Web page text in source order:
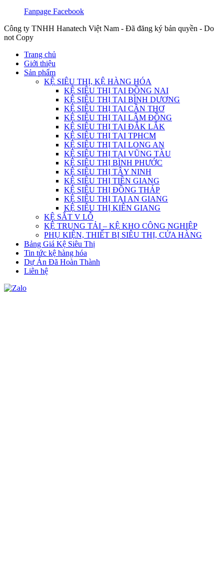
Fanpage Facebook
Công ty TNHH Hanatech Việt Nam - Đã đăng ký bản quyền - Do
not Copy
Trang chủ
Giới thiệu
Sản phẩm
KỆ SIÊU THỊ, KỆ HÀNG HÓA
KỆ SIÊU THỊ TẠI ĐỒNG NAI
KỆ SIÊU THỊ TẠI BÌNH DƯƠNG
KỆ SIÊU THỊ TẠI CẦN THƠ
KỆ SIÊU THỊ TẠI LÂM ĐỒNG
KỆ SIÊU THỊ TẠI ĐẮK LẮK
KỆ SIÊU THỊ TẠI TPHCM
KỆ SIÊU THỊ TẠI LONG AN
KỆ SIÊU THỊ TẠI VŨNG TÀU
KỆ SIÊU THỊ BÌNH PHƯỚC
KỆ SIÊU THỊ TÂY NINH
KỆ SIÊU THỊ TIỀN GIANG
KỆ SIÊU THỊ ĐỒNG THÁP
KỆ SIÊU THỊ TẠI AN GIANG
KỆ SIÊU THỊ KIÊN GIANG
KỆ SẮT V LỖ
KỆ TRUNG TẢI – KỆ KHO CÔNG NGHIỆP
PHỤ KIỆN, THIẾT BỊ SIÊU THỊ, CỬA HÀNG
Bảng Giá Kệ Siêu Thị
Tin tức kệ hàng hóa
Dự Án Đã Hoàn Thành
Liên hệ